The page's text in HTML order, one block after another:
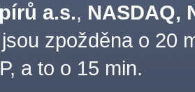
a.s., NASDAQ,
zpožděna o 20
a to o 15 min.